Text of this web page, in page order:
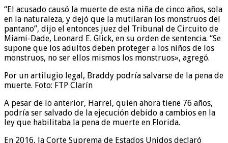
“El acusado causó la muerte de esta niña de cinco años, sola
en la naturaleza, y dejó que la mutilaran los monstruos del
pantano”, dijo el entonces juez del Tribunal de Circuito de
Miami-Dade, Leonard E. Glick, en su orden de sentencia. “Se
supone que los adultos deben proteger a los niños de los
monstruos, no ser ellos mismos los monstruos», agregó.
Por un artilugio legal, Braddy podría salvarse de la pena de
muerte. Foto: FTP Clarín
A pesar de lo anterior, Harrel, quien ahora tiene 76 años,
podría ser salvado de la ejecución debido a cambios en la
ley que habilitaba la pena de muerte en Florida.
En 2016, la Corte Suprema de Estados Unidos declaró